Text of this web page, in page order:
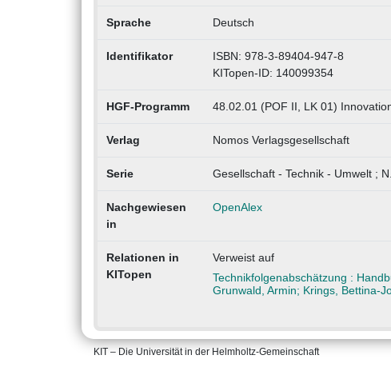
Sprache Deutsch
Identifikator
ISBN: 978-3-89404-947-8
KITopen-ID: 140099354
HGF-Programm 48.02.01 (POF II, LK 01)
Verlag Nomos Verlagsgesellschaft
Serie Gesellschaft - Technik - Umwelt ;
Nachgewiesen
in
OpenAlex
Relationen in
KITopen
Verweist auf
Technikfolgenabschätzung :
Grunwald, Armin; Krings, Bettina-
KIT – Die Universität in der Helmholtz-Gemeinschaft